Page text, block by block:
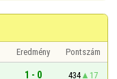
Eredmény
Pontszám
1 - 0 434
17